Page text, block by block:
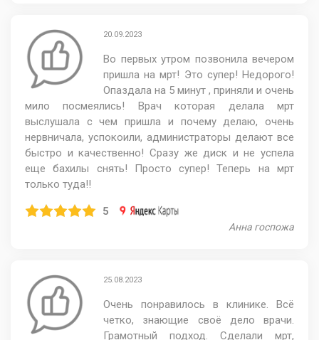
20.09.2023
Во первых утром позвонила вечером
пришла на мрт! Это супер! Недорого!
Опаздала на 5 минут , приняли и очень
мило посмеялись! Врач которая делала мрт
выслушала с чем пришла и почему делаю, очень
нервничала, успокоили, администраторы делают все
быстро и качественно! Сразу же диск и не успела
еще бахилы снять! Просто супер! Теперь на мрт
только туда!!
5
Анна госпожа
25.08.2023
Очень понравилось в клинике. Всё
четко, знающие своё дело врачи.
Грамотный подход. Сделали мрт,